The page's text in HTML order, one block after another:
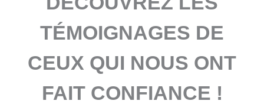
TÉMOIGNAGES DE
CEUX QUI NOUS ONT
FAIT CONFIANCE !